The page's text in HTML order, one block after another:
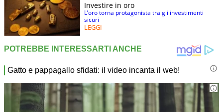
Investire in oro
L’oro torna protagonista tra gli investimenti
sicuri
LEGGI